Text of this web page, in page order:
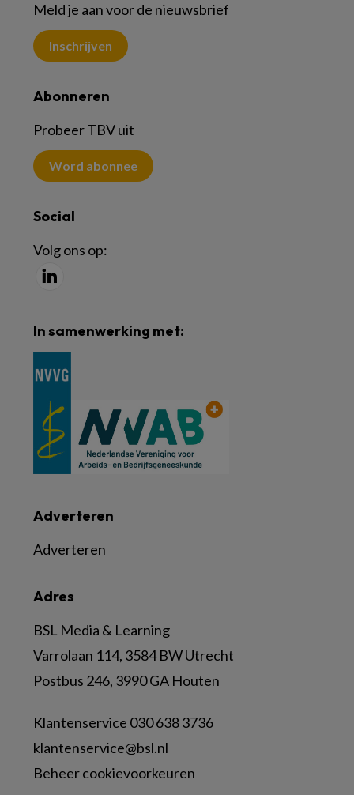
Meld je aan voor de nieuwsbrief
Inschrijven
Abonneren
Probeer TBV uit
Word abonnee
Social
Volg ons op:
Adres
BSL Media & Learning
Varrolaan 114, 3584 BW Utrecht
Postbus 246, 3990 GA Houten
Klantenservice 030 638 3736
klantenservice@bsl.nl
Beheer cookievoorkeuren
Adverteren
Adverteren
In samenwerking met: